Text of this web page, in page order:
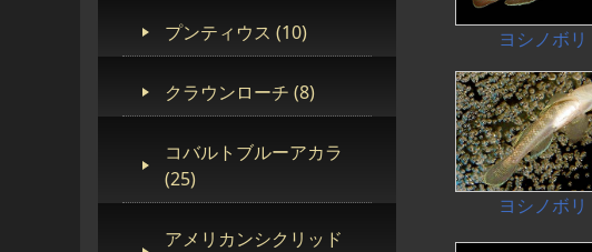
プンティウス (10)
クラウンローチ (8)
コバルトブルーアカラ
(25)
アメリカンシクリッド
ヨシノボリ
ヨシノボリ